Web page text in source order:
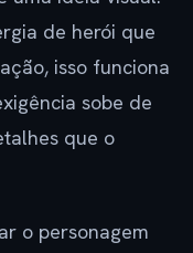
de herói que
isso funciona
sobe de
que o
o personagem